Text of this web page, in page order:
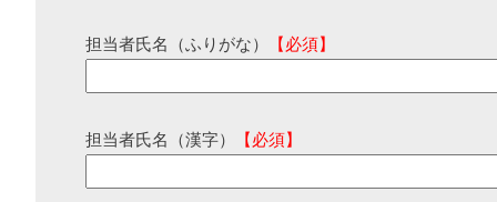
担当者氏名（ふりがな） 【必須】
担当者氏名（漢字） 【必須】